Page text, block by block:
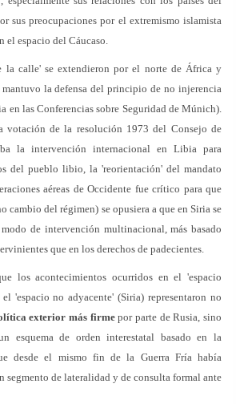
sus preocupaciones por el extremismo islamista
el espacio del Cáucaso.
la calle' se extendieron por el norte de África y
la defensa del principio de no injerencia
en las Conferencias sobre Seguridad de Múnich).
votación de la resolución 1973 del Consejo de
la intervención internacional en Libia para
del pueblo libio, la 'reorientación' del mandato
aéreas de Occidente fue crítico para que
cambio del régimen) se opusiera a que en Siria se
de intervención multinacional, más basado
que en los derechos de padecientes.
los acontecimientos ocurridos en el 'espacio
'espacio no adyacente' (Siria) representaron no
exterior más firmepor parte de Rusia, sino
esquema de orden interestatal basado en la
desde el mismo fin de la Guerra Fría había
segmento de lateralidad y de consulta formal ante